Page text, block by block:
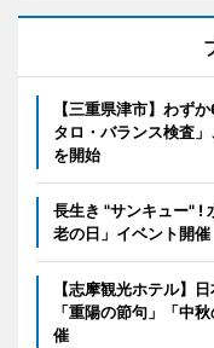
【三重県津市】わず
タロ・バランス検査
を開始
長生き "サンキュー" !
老の日」イベント開催
【志摩観光ホテル】
「重陽の節句」「中
催